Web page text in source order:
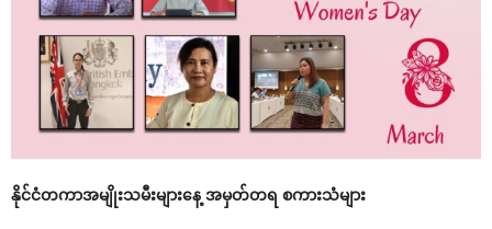
နိုင်ငံတကာအမျိုးသမီးများနေ့ အမှတ်တရ စကားသံများ